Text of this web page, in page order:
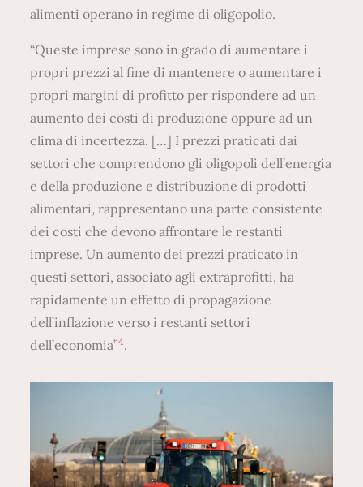
alimenti operano in regime di oligopolio.
“Queste imprese sono in grado di aumentare i
propri prezzi al fine di mantenere o aumentare i
propri margini di profitto per rispondere ad un
aumento dei costi di produzione oppure ad un
clima di incertezza. […] I prezzi praticati dai
settori che comprendono gli oligopoli dell’energia
e della produzione e distribuzione di prodotti
alimentari, rappresentano una parte consistente
dei costi che devono affrontare le restanti
imprese. Un aumento dei prezzi praticato in
questi settori, associato agli extraprofitti, ha
rapidamente un effetto di propagazione
dell’inflazione verso i restanti settori
dell’economia”4.